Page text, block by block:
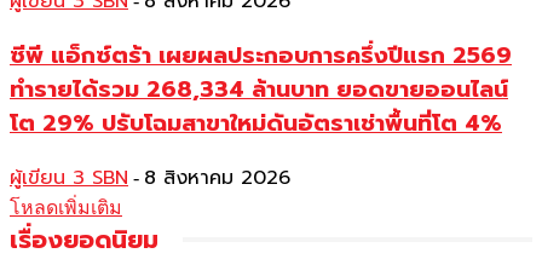
ซีพี แอ็กซ์ตร้า เผยผลประกอบการครึ่งปีแรก 2569
ทำรายได้รวม 268,334 ล้านบาท ยอดขายออนไลน์
โต 29% ปรับโฉมสาขาใหม่ดันอัตราเช่าพื้นที่โต 4%
ผู้เขียน 3 SBN - 8 สิงหาคม 2026
โหลดเพิ่มเติม
เรื่องยอดนิยม